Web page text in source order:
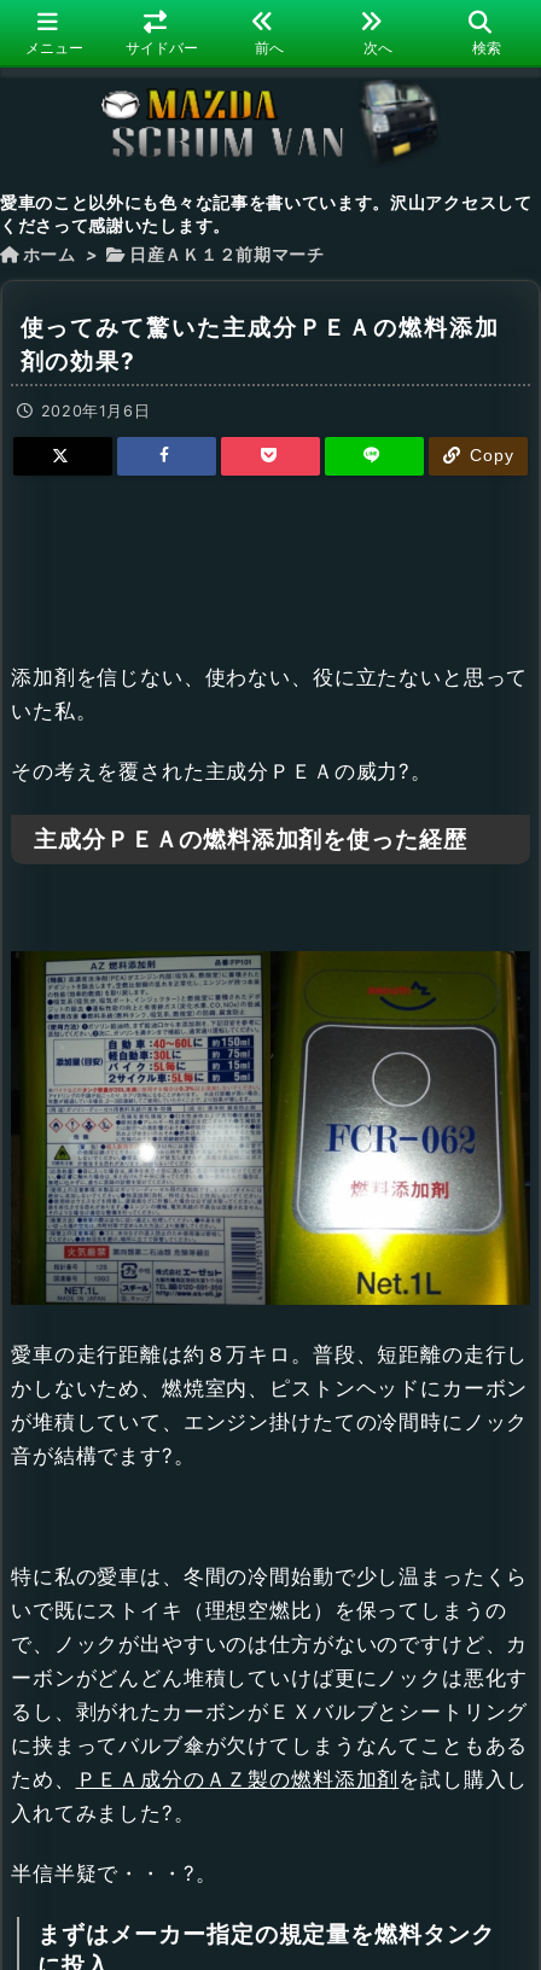
メニュー サイドバー 前へ 次へ 検索
愛車のこと以外にも色々な記事を書いています。沢山アクセスして
くださって感謝いたします。
ホーム > 日産ＡＫ１２前期マーチ
使ってみて驚いた主成分ＰＥＡの燃料添加
剤の効果?
2020年1月6日
Copy
添加剤を信じない、使わない、役に立たないと思って
いた私。
その考えを覆された主成分ＰＥＡの威力?。
主成分ＰＥＡの燃料添加剤を使った経歴
愛車の走行距離は約８万キロ。普段、短距離の走行し
かしないため、燃焼室内、ピストンヘッドにカーボン
が堆積していて、エンジン掛けたての冷間時にノック
音が結構でます?。
特に私の愛車は、冬間の冷間始動で少し温まったくら
いで既にストイキ（理想空燃比）を保ってしまうの
で、ノックが出やすいのは仕方がないのですけど、カ
ーボンがどんどん堆積していけば更にノックは悪化す
るし、剥がれたカーボンがＥＸバルブとシートリング
に挟まってバルブ傘が欠けてしまうなんてこともある
ため、
ＰＥＡ成分のＡＺ製の燃料添加剤 を試し購入し
入れてみました?。
半信半疑で・・・?。
まずはメーカー指定の規定量を燃料タンク